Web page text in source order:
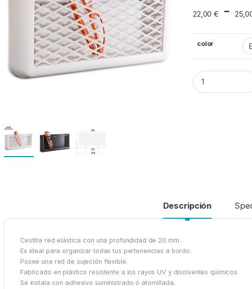
22,00€ -
color
Porta Objetos
Descripción
Cestilla red elástica con una profundidad de 20 mm.
Es ideal para organizar todas tus pertenencias a bordo.
Posee una red de sujeción flexible.
Fabricado en plástico resistente a los rayos UV y disolventes químicos.
Se instala con adhesivo suministrado ó atornillada.